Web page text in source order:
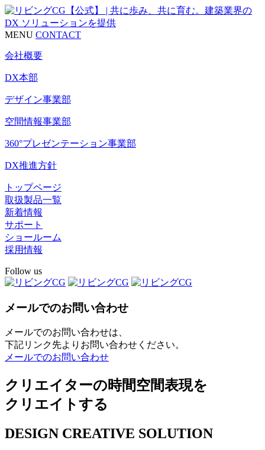
MENU CONTACT
会社概要
DX本部
デザイン事業部
空間情報事業部
360°プレゼンテーション事業部
DX推進方針
トップページ
取扱製品一覧
新着情報
サポート
ショールーム
採用情報
Follow us
メールでのお問い合わせ
メールでのお問い合わせは、
下記リンク先よりお問い合わせください。
メールでのお問い合わせ
クリエイターの時間空間表現を
クリエイトする
DESIGN CREATIVE SOLUTION